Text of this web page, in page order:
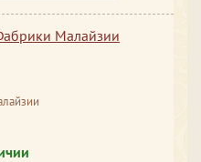
Малайзии